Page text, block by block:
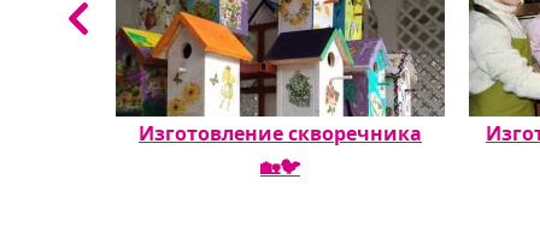
Изготовление скворечника
🏡🐦